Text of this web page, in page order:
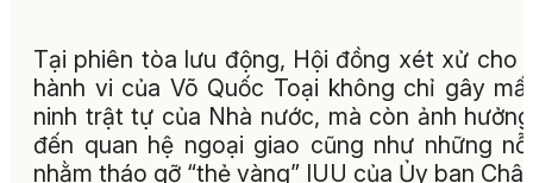
Tại phiên tòa lưu động, Hội đồng xét xử cho
hành vi của Võ Quốc Toại không chỉ gây
ninh trật tự của Nhà nước, mà còn ảnh
đến quan hệ ngoại giao cũng như những
nhằm tháo gỡ “thẻ vàng” IUU của Ủy ban